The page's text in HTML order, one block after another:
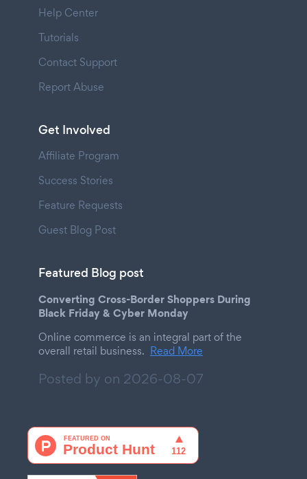
Help Center
Tutorials
Contact Support
Report Abuse
Get Involved
Affiliate Program
Success Stories
Feature Requests
Guest Blog Post
Featured Blog post
Converting Cross-Border Shoppers During
Black Friday & Cyber Monday
Online commerce is an integral part of the
overall retail business. Read More
Posted by on 2026-08-07